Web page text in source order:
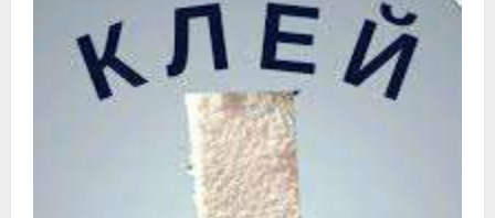
свята
традиції